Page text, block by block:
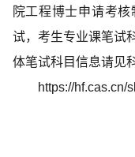
院工程博士申请考
试，考生专业课笔试
体笔试科目信息请见
https://hf.cas.cn/